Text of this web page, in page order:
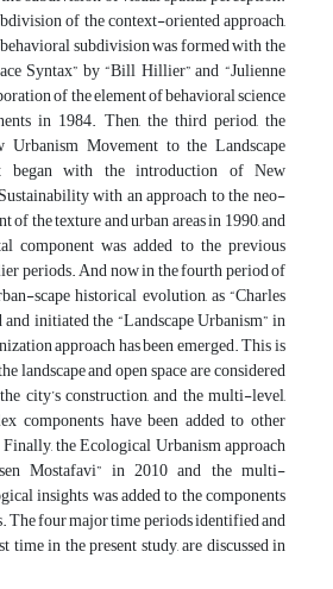
of the context-oriented approach,
subdivision was formed with the
Syntax” by “Bill Hillier” and “Julienne
of the element of behavioral science
in 1984. Then, the third period, the
Movement to the Landscape
began with the introduction of New
with an approach to the neo-
the texture and urban areas in 1990, and
component was added to the previous
periods. And now in the fourth period of
scape historical evolution, as “Charles
initiated the “Landscape Urbanism” in
approach has been emerged. This is
landscape and open space are considered
city’s construction, and the multi-level,
components have been added to other
the Ecological Urbanism approach
Mostafavi” in 2010 and the multi-
insights was added to the components
The four major time periods identified and
in the present study, are discussed in